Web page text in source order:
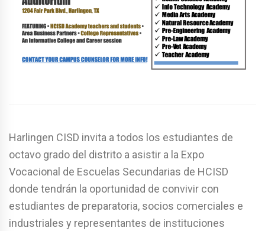
Harlingen CISD invita a todos los estudiantes de
octavo grado del distrito a asistir a la Expo
Vocacional de Escuelas Secundarias de HCISD
donde tendrán la oportunidad de convivir con
estudiantes de preparatoria, socios comerciales e
industriales y representantes de instituciones